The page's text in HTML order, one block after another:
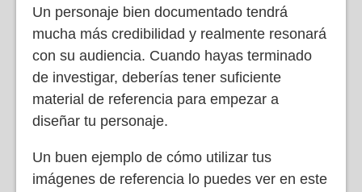
Un personaje bien documentado tendrá
mucha más credibilidad y realmente resonará
con su audiencia. Cuando hayas terminado
de investigar, deberías tener suficiente
material de referencia para empezar a
diseñar tu personaje.
Un buen ejemplo de cómo utilizar tus
imágenes de referencia lo puedes ver en este